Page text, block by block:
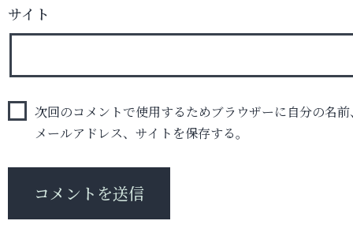
サイト
次回のコメントで使用するためブラウザーに自分の名前
メールアドレス、サイトを保存する。